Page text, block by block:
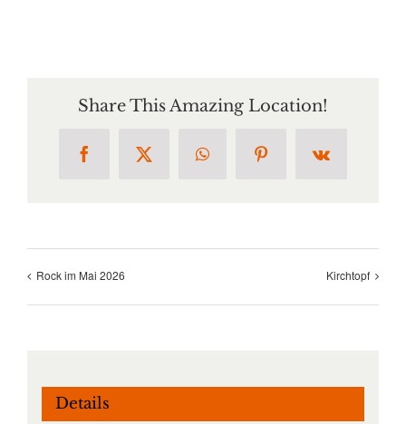
Share This Amazing Location!
FacebookX WhatsAppPinterestVk
Rock im Mai 2026 Kirchtopf
Details